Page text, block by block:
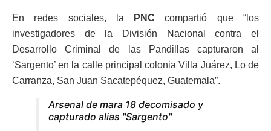
En redes sociales, la PNC compartió que “los
investigadores de la División Nacional contra el
Desarrollo Criminal de las Pandillas capturaron al
‘Sargento’ en la calle principal colonia Villa Juárez, Lo de
Carranza, San Juan Sacatepéquez, Guatemala”.
Arsenal de mara 18 decomisado y
capturado alias "Sargento"